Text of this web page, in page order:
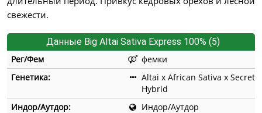
свежести.
Данные Big Altai Sativa Express 100% (5)
Рег/Фем
фемки
Генетика:
Altai x African Sativa x Secret
Hybrid
Индор/Аутдор:
Индор/Аутдор